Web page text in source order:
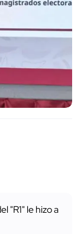
"R1" le hizo a